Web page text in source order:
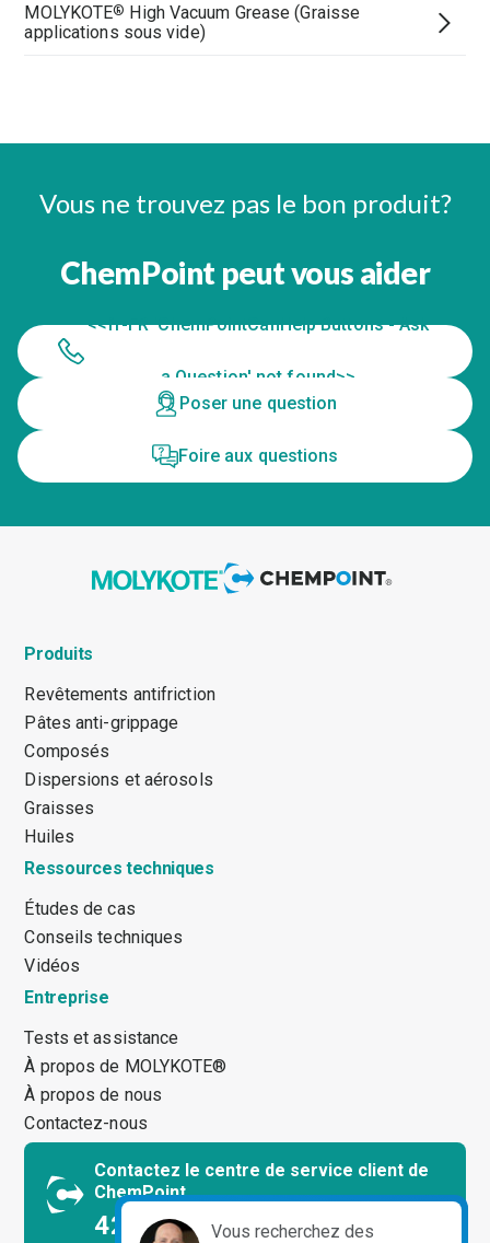
MOLYKOTE® High Vacuum Grease (Graisse
applications sous vide)
Vous ne trouvez pas le bon produit?
ChemPoint peut vous aider
<<fr-FR 'ChemPointCanHelp Buttons - Ask
a Question' not found>>
Poser une question
Foire aux questions
Produits
Revêtements antifriction
Pâtes anti-grippage
Composés
Dispersions et aérosols
Graisses
Huiles
Ressources techniques
Études de cas
Conseils techniques
Vidéos
Entreprise
Tests et assistance
À propos de MOLYKOTE®
À propos de nous
Contactez-nous
Contactez le centre de service client de
ChemPoint
425.378.8694Vous recherchez des